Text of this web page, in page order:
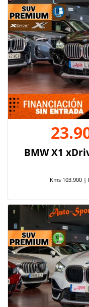
BMW X1
Kms 103.900